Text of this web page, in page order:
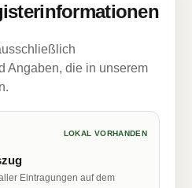
Angaben, die in unserem
LOKAL VORHANDEN
Eintragungen auf dem